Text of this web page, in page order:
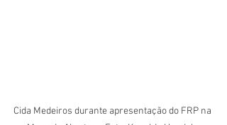
Cida Medeiros durante apresentação do FRP na